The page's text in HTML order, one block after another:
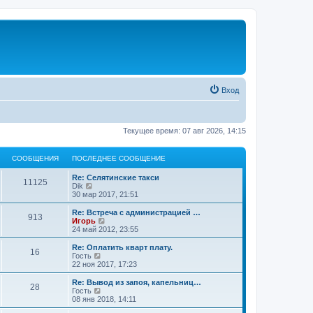
Вход
Текущее время: 07 авг 2026, 14:15
СООБЩЕНИЯ ПОСЛЕДНЕЕ СООБЩЕНИЕ
11125
Re: Селятинские такси
Dik
е
р
е
т
п
о
с
е
д
н
е
30 мар 2017, 21:51
913
Re: Встреча с администрацией …
Игорь
е
р
е
т
п
о
с
24 май 2012, 23:55
16
Re: Оплатить кварт плату.
Гость
е
р
е
т
22 ноя 2017, 17:23
28
Re: Вывод из запоя, капельниц…
Гость
е
р
08 янв 2018, 14:11